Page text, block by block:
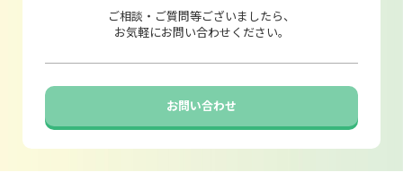
ご相談・ご質問等ございましたら、
お気軽にお問い合わせください。
お問い合わせ